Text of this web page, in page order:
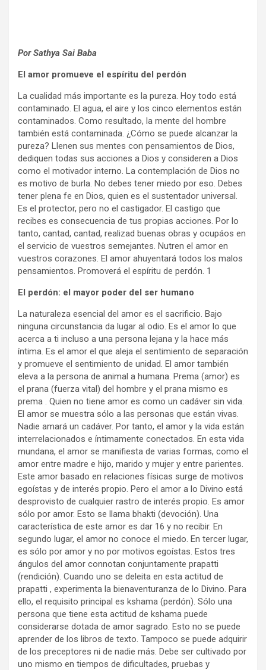
Por Sathya Sai Baba
El amor promueve el espíritu del perdón
La cualidad más importante es la pureza. Hoy todo está
contaminado. El agua, el aire y los cinco elementos están
contaminados. Como resultado, la mente del hombre
también está contaminada. ¿Cómo se puede alcanzar la
pureza? Llenen sus mentes con pensamientos de Dios,
dediquen todas sus acciones a Dios y consideren a Dios
como el motivador interno. La contemplación de Dios no
es motivo de burla. No debes tener miedo por eso. Debes
tener plena fe en Dios, quien es el sustentador universal.
Es el protector, pero no el castigador. El castigo que
recibes es consecuencia de tus propias acciones. Por lo
tanto, cantad, cantad, realizad buenas obras y ocupáos en
el servicio de vuestros semejantes. Nutren el amor en
vuestros corazones. El amor ahuyentará todos los malos
pensamientos. Promoverá el espíritu de perdón. 1
El perdón: el mayor poder del ser humano
La naturaleza esencial del amor es el sacrificio. Bajo
ninguna circunstancia da lugar al odio. Es el amor lo que
acerca a ti incluso a una persona lejana y la hace más
íntima. Es el amor el que aleja el sentimiento de separación
y promueve el sentimiento de unidad. El amor también
eleva a la persona de animal a humana. Prema (amor) es
el prana (fuerza vital) del hombre y el prana mismo es
prema . Quien no tiene amor es como un cadáver sin vida.
El amor se muestra sólo a las personas que están vivas.
Nadie amará un cadáver. Por tanto, el amor y la vida están
interrelacionados e íntimamente conectados. En esta vida
mundana, el amor se manifiesta de varias formas, como el
amor entre madre e hijo, marido y mujer y entre parientes.
Este amor basado en relaciones físicas surge de motivos
egoístas y de interés propio. Pero el amor a lo Divino está
desprovisto de cualquier rastro de interés propio. Es amor
sólo por amor. Esto se llama bhakti (devoción). Una
característica de este amor es dar 16 y no recibir. En
segundo lugar, el amor no conoce el miedo. En tercer lugar,
es sólo por amor y no por motivos egoístas. Estos tres
ángulos del amor connotan conjuntamente prapatti
(rendición). Cuando uno se deleita en esta actitud de
prapatti , experimenta la bienaventuranza de lo Divino. Para
ello, el requisito principal es kshama (perdón). Sólo una
persona que tiene esta actitud de kshama puede
considerarse dotada de amor sagrado. Esto no se puede
aprender de los libros de texto. Tampoco se puede adquirir
de los preceptores ni de nadie más. Debe ser cultivado por
uno mismo en tiempos de dificultades, pruebas y